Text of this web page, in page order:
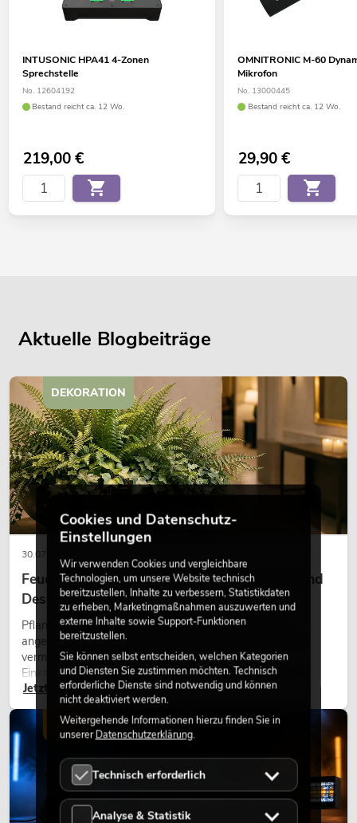
INTUSONIC HPA41 4-Zonen
Sprechstelle
No. 12604192
Bestand reicht ca. 12 Wo.
219,00€
OMNITRONIC M-60
Mikrofon
No. 13000445
Bestand reicht ca. 12 Wo.
29,90€
Aktuelle Blogbeiträge
30.07.2026
Feuerhemmende Kunstpflanzen: Sicherheit und
Design perfekt kombiniert
Pflanzen machen Räume lebendig. Sie schaffen eine
angenehme Atmosphäre, verbessern das Ambiente und
vermitteln Natürlichkeit. Ob in Hotels, Restaurants,
Einkaufszentren, Bürogebäuden oder auf Messeständen:
eine hochwertige Begrünung gehört heute längst zum
modernen Raumkonzept.
Jetzt lesen
DEKORATION
LICHT
Cookies und Datenschutz-
Einstellungen
Wir verwenden Cookies und vergleichbare
Technologien, um unsere Website technisch
bereitzustellen, Inhalte zu verbessern, Statistikdaten
zu erheben, Marketingmaßnahmen auszuwerten und
externe Inhalte sowie Support-Funktionen
bereitzustellen.
Sie können selbst entscheiden, welchen Kategorien
und Diensten Sie zustimmen möchten. Technisch
erforderliche Dienste sind notwendig und können
nicht deaktiviert werden.
Weitergehende Informationen hierzu finden Sie in
unsererDatenschutzerklärung.
Technisch erforderlich
Analyse & Statistik